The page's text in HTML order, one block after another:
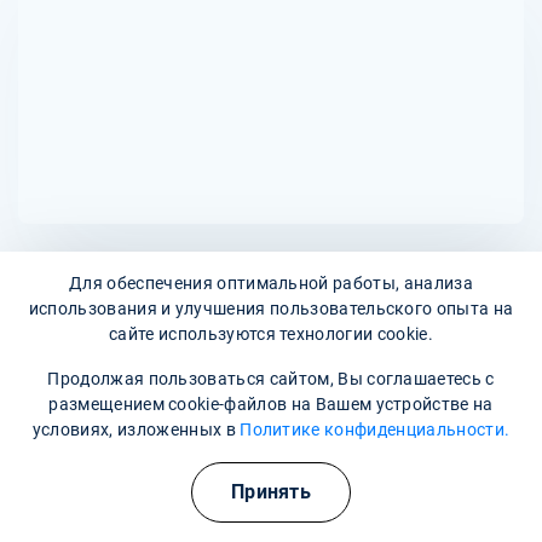
Адреса наших клиник
улица Бехтерева, 8
Наши контакты
barnaul@narkopremium.ru
Для обеспечения оптимальной работы, анализа
использования и улучшения пользовательского опыта на
сайте используются технологии cookie.
Продолжая пользоваться сайтом, Вы соглашаетесь с
размещением cookie-файлов на Вашем устройстве на
условиях, изложенных в Политике конфиденциальности.
Принять